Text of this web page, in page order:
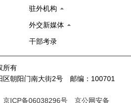
驻外机构
外交新媒体
干部考录
所有
区朝阳门南大街2号 邮编：100701
京ICP备06038296号 京公网安备